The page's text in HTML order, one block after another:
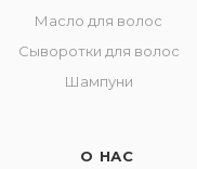
Масло для волос
Сыворотки для волос
Шампуни
О НАС